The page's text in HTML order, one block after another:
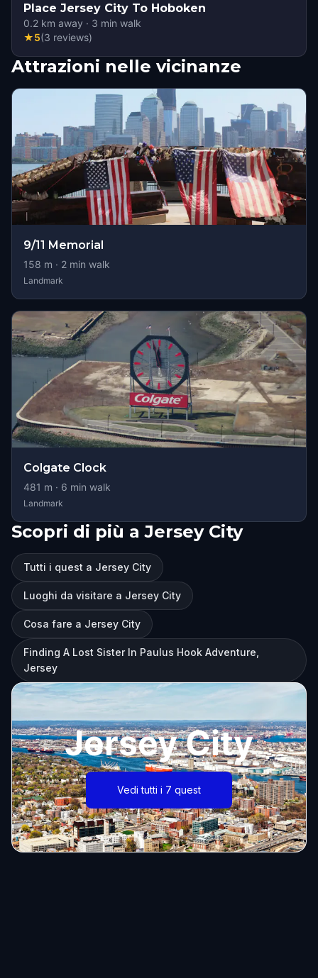
Place Jersey City To Hoboken
0.2 km away · 3 min walk
★5(3 reviews)
Attrazioni nelle vicinanze
9/11 Memorial
158 m · 2 min walk
Landmark
Colgate Clock
481 m · 6 min walk
Landmark
Scopri di più a Jersey City
Tutti i quest a Jersey City
Luoghi da visitare a Jersey City
Cosa fare a Jersey City
Finding A Lost Sister In Paulus Hook Adventure,
Jersey
Jersey City
Vedi tutti i 7 quest